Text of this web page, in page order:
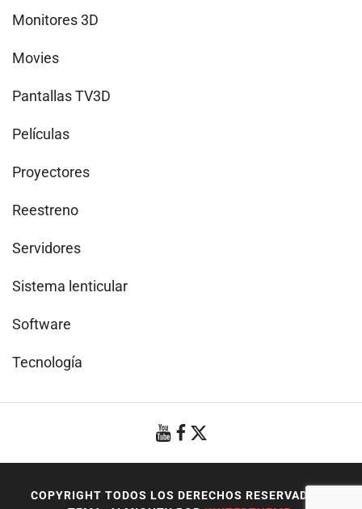
Monitores 3D
Movies
Pantallas TV3D
Películas
Proyectores
Reestreno
Servidores
Sistema lenticular
Software
Tecnología
COPYRIGHT TODOS LOS DERECHOS RESERVADOS